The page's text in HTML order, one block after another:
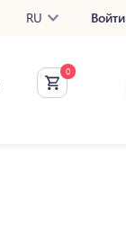
RU Войти